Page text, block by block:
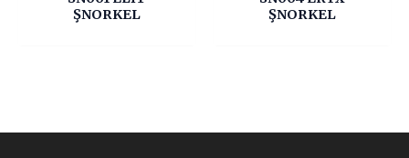
ŞNORKEL
ŞNORKEL